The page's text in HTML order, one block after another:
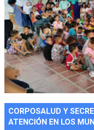
CORPOSALUD Y
ATENCIÓN EN LOS